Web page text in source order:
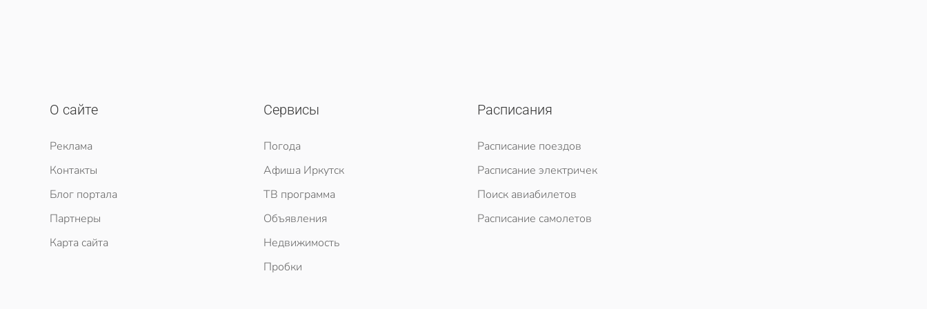
О сайте
Реклама
Контакты
Блог портала
Партнеры
Карта сайта
Сервисы
Погода
Афиша Иркутск
ТВ программа
Объявления
Недвижимость
Пробки
Расписания
Расписание поездов
Расписание электричек
Поиск авиабилетов
Расписание самолетов